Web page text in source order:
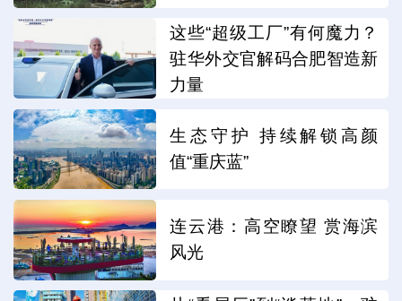
这些“超级工厂”有何魔力？
驻华外交官解码合肥智造新
力量
生态守护 持续解锁高颜
值“重庆蓝”
连云港：高空瞭望 赏海滨
风光